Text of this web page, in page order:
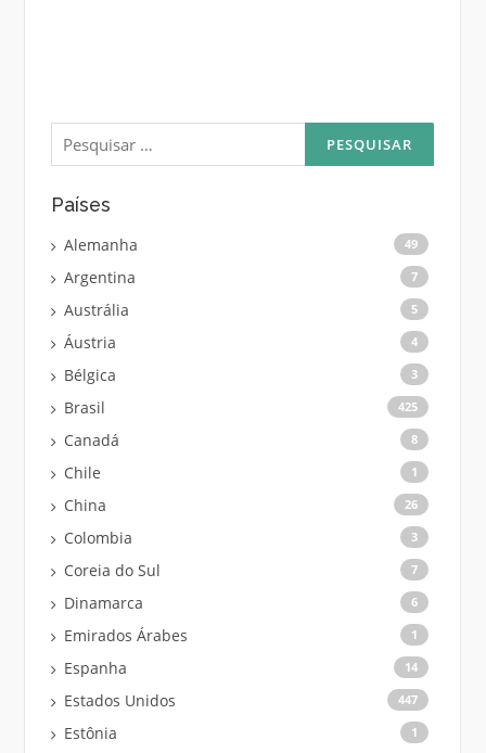
Pesquisar
por:
Países
Alemanha 49
Argentina 7
Austrália 5
Áustria 4
Bélgica 3
Brasil 425
Canadá 8
Chile 1
China 26
Colombia 3
Coreia do Sul 7
Dinamarca 6
Emirados Árabes 1
Espanha 14
Estados Unidos 447
Estônia 1